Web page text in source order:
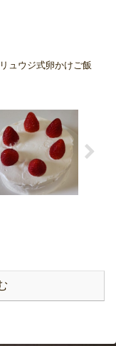
ュウジ式卵かけご飯